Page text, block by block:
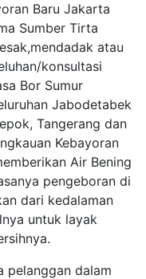
Baru Jakarta
Sumber Tirta
atau
konsultasi
Bor Sumur
Jabodetabek
Tangerang dan
Kebayoran
Air Bening
pengeboran di
dari kedalaman
untuk layak
pelanggan dalam